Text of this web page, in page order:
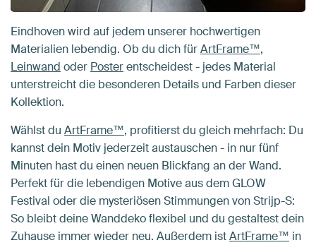
Eindhoven wird auf jedem unserer hochwertigen
Materialien lebendig. Ob du dich fürArtFrame™,
Leinwand oder Posterentscheidest - jedes Material
unterstreicht die besonderen Details und Farben dieser
Kollektion.
Wählst du ArtFrame™, profitierst du gleich mehrfach: Du
kannst dein Motiv jederzeit austauschen - in nur fünf
Minuten hast du einen neuen Blickfang an der Wand.
Perfekt für die lebendigen Motive aus dem GLOW
Festival oder die mysteriösen Stimmungen von Strijp-S:
So bleibt deine Wanddeko flexibel und du gestaltest dein
Zuhause immer wieder neu. Außerdem istArtFrame™ in